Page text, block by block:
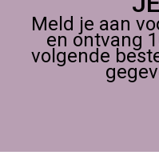
Meld je aan
en ontvang
volgende